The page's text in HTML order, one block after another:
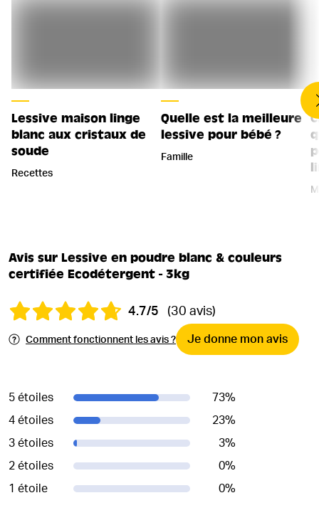
Lessive maison linge
blanc aux cristaux de
soude
Recettes
Quelle est la meilleure
lessive pour bébé ?
Famille
Avis sur Lessive en poudre blanc & couleurs
certifiée Ecodétergent - 3kg
4.7/5 (30 avis)
Comment fonctionnent les avis ? Je donne mon avis
5 étoiles 73%
4 étoiles
23%
3 étoiles
3%
2 étoiles
0%
1 étoile
0%